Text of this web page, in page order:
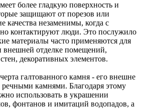
более гладкую поверхность и
защищают от порезов или
качества незаменимы, когда с
контактируют люди. Это послужило
материалы часто применяются для
внешней отделке помещений,
декоративных элементов.
галтованного камня - его внешне
камнями. Благодаря этому
использовать в украшении
фонтанов и имитаций водопадов, а